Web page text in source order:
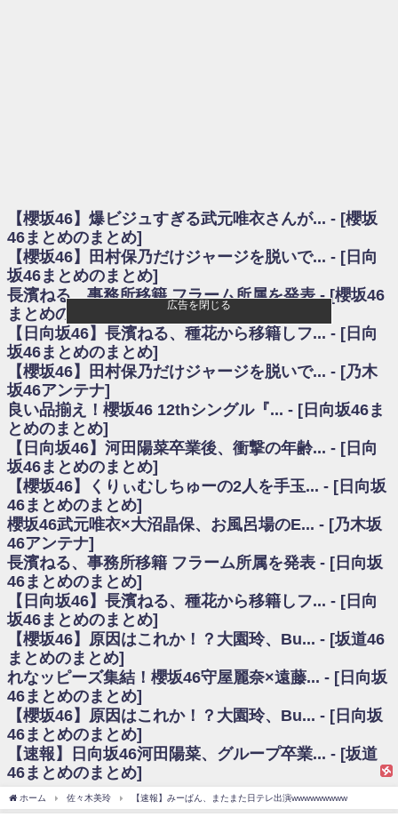
日向坂46まとめのまとめ / 【日向坂46】富田鈴花1st写真集、発売記念記者
会見の模様がこちら！
乃木坂欅坂まとめのまとめ / 【日向坂46】河田陽菜卒業の影響、ガチでデ
カそう...
欅坂あんてな ～欅坂46のニュース・情報・話題をピックアップ / れなッ
ピーズ集結！櫻坂46守屋麗奈×遠藤理子、8/6「ラヴィット！」水曜スタジオ出
演決定
欅坂/日向坂46まとめのまとめ / 【櫻坂46】田村保乃だけジャージを脱いで
いた理由
日向坂46まとめのまとめ / 【日向坂46】若林さん「笑えないぐらい師匠だ
から」佐々木久美と卒業後初の共演の様子がこちら！【激レアさん】
日向坂46まとめのまとめ / 【元日向坂46】情報解禁前で言えない！？丹生
ちゃん、メンバーと会った模様
乃木坂欅坂まとめのまとめ / 【日向坂46】この月、何かあるのか！？『お
願いバッハ！』ミーグリ日程がこちら
欅坂/日向坂46まとめのまとめ / 【櫻坂46】ミーグリで喧嘩！？山下瞳月、
これはマジギレしてる
乃木坂46アンテナ / 【櫻坂46】ハリソン守屋「ゆーづのせいです」【ラヴ
ィット!】
乃木坂あんてな ～乃木坂46・欅坂46・日向坂46のニュース・情報・話題
をピックアップ / 良い品揃え！櫻坂46 12thシングル『Make or Break』オフィ
シャルグッズ絶賛販売受付中
日向坂46まとめのまとめ / 【日向坂46】この月、何かあるのか！？『お願
いバッハ！』ミーグリ日程がこちら
日向坂46まとめのまとめ / 【元日向坂46】この卒業生、めちゃくちゃテレ
ビで見かけるな
欅坂/日向坂46まとめのまとめ / 【櫻坂46】リアルミーグリであの販売も！
『Make or Break』オフィシャルグッズ解禁
乃木坂46アンテナ / 【櫻坂46】ミーグリで喧嘩！？山下瞳月、これはマジ
ギレしてる
乃木坂あんてな ～乃木坂46・欅坂46・日向坂46のニュース・情報・話題
をピックアップ / れなッピーズ集結！櫻坂46守屋麗奈×遠藤理子、8/6「ラヴィ
ット！」水曜スタジオ出演決定
日向坂46まとめのまとめ / 【日向坂46】富田鈴花、次の事務所が決まって
そう！？
日向坂46まとめのまとめ / 【日向坂46】富田鈴花、次の事務所が決まって
そう！？
【櫻坂46】爆ビジュすぎる武元唯衣さんが... - [櫻坂
46まとめのまとめ]
【櫻坂46】田村保乃だけジャージを脱いで... - [日向
坂46まとめのまとめ]
長濱ねる、事務所移籍 フラーム所属を発表 - [櫻坂46
まとめのまとめ]
【日向坂46】長濱ねる、種花から移籍しフ... - [日向
坂46まとめのまとめ]
【櫻坂46】田村保乃だけジャージを脱いで... - [乃木
坂46アンテナ]
良い品揃え！櫻坂46 12thシングル『... - [日向坂46ま
とめのまとめ]
【日向坂46】河田陽菜卒業後、衝撃の年齢... - [日向
坂46まとめのまとめ]
【櫻坂46】くりぃむしちゅーの2人を手玉... - [日向坂
46まとめのまとめ]
櫻坂46武元唯衣×大沼晶保、お風呂場のE... - [乃木坂
46アンテナ]
長濱ねる、事務所移籍 フラーム所属を発表 - [日向坂
46まとめのまとめ]
【日向坂46】長濱ねる、種花から移籍しフ... - [日向
坂46まとめのまとめ]
【櫻坂46】原因はこれか！？大園玲、Bu... - [坂道46
まとめのまとめ]
れなッピーズ集結！櫻坂46守屋麗奈×遠藤... - [日向坂
46まとめのまとめ]
【櫻坂46】原因はこれか！？大園玲、Bu... - [日向坂
46まとめのまとめ]
【速報】日向坂46河田陽菜、グループ卒業... - [坂道
46まとめのまとめ]
ホーム 佐々木美玲 【速報】みーぱん、またまた日テレ出演wwwwwwwww
広告を閉じる